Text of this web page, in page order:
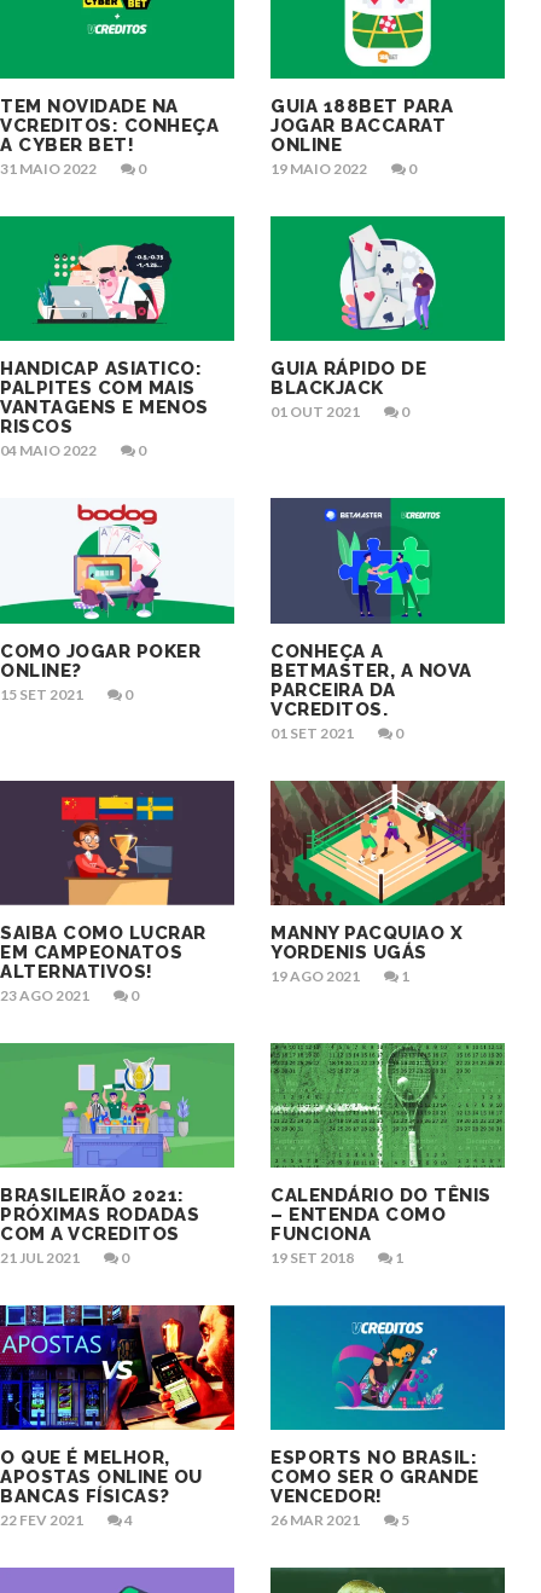
TEM NOVIDADE NA
VCREDITOS: CONHEÇA
A CYBER BET!
31 MAIO 2022 0
GUIA 188BET PARA
JOGAR BACCARAT
ONLINE
19 MAIO 2022 0
HANDICAP ASIATICO:
PALPITES COM MAIS
VANTAGENS E MENOS
RISCOS
04 MAIO 2022 0
GUIA RÁPIDO DE
BLACKJACK
01 OUT 2021 0
COMO JOGAR POKER
ONLINE?
15 SET 2021 0
CONHEÇA A
BETMASTER, A NOVA
PARCEIRA DA
VCREDITOS.
01 SET 2021 0
SAIBA COMO LUCRAR
EM CAMPEONATOS
ALTERNATIVOS!
23 AGO 2021 0
MANNY PACQUIAO X
YORDENIS UGÁS
19 AGO 2021 1
BRASILEIRÃO 2021:
PRÓXIMAS RODADAS
COM A VCREDITOS
21 JUL 2021 0
CALENDÁRIO DO TÊNIS
– ENTENDA COMO
FUNCIONA
19 SET 2018 1
O QUE É MELHOR,
APOSTAS ONLINE OU
BANCAS FÍSICAS?
22 FEV 2021 4
ESPORTS NO BRASIL:
COMO SER O GRANDE
VENCEDOR!
26 MAR 2021 5